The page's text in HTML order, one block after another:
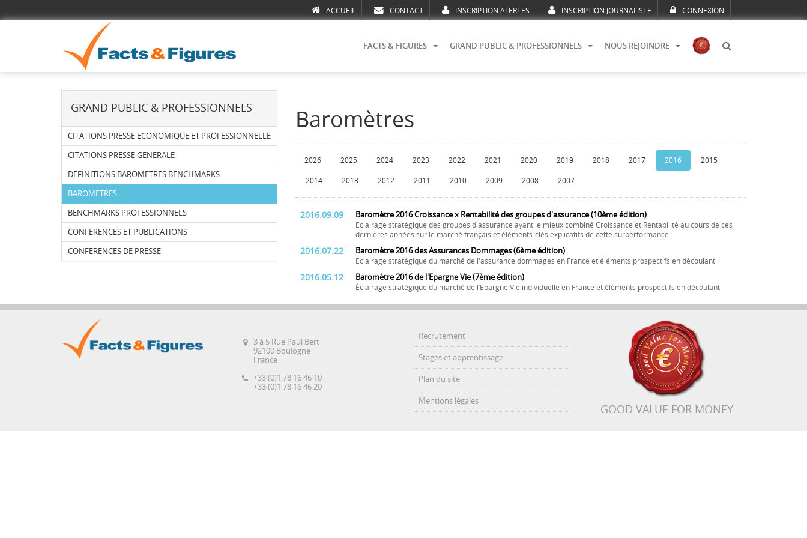
ACCUEIL CONTACT INSCRIPTION ALERTES INSCRIPTION JOURNALISTE CONNEXION
FACTS & FIGURES GRAND PUBLIC & PROFESSIONNELS NOUS REJOINDRE
GRAND PUBLIC & PROFESSIONNELS
CITATIONS PRESSE ECONOMIQUE ET PROFESSIONNELLE
CITATIONS PRESSE GENERALE
DEFINITIONS BAROMETRES BENCHMARKS
BAROMETRES
BENCHMARKS PROFESSIONNELS
CONFERENCES ET PUBLICATIONS
CONFERENCES DE PRESSE
Baromètres
2026 2025 2024 2023 2022 2021 2020 2019 2018 2017 2016 2015
2014 2013 2012 2011 2010 2009 2008 2007
2016.09.09 Baromètre 2016 Croissance x Rentabilité des groupes d'assurance (10ème édition)
Eclairage stratégique des groupes d'assurance ayant le mieux combiné Croissance et Rentabilité au cours de ces
dernières années sur le marché français et éléments-clés explicatifs de cette surperformance
2016.07.22 Baromètre 2016 des Assurances Dommages (6ème édition)
Eclairage stratégique du marché de l'assurance dommages en France et éléments prospectifs en découlant
2016.05.12 Baromètre 2016 de l'Epargne Vie (7ème édition)
Éclairage stratégique du marché de l’Epargne Vie individuelle en France et éléments prospectifs en découlant
3 à 5 Rue Paul Bert
92100 Boulogne
France
+33 (0)1 78 16 46 10
+33 (0)1 78 16 46 20
Recrutement
Stages et apprentissage
Plan du site
Mentions légales
GOOD VALUE FOR MONEY